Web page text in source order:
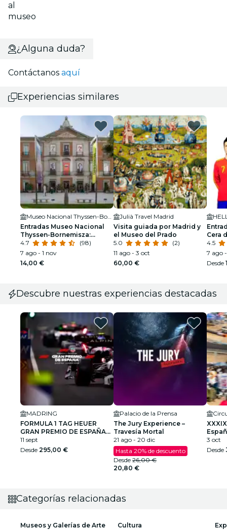
al
museo
¿Alguna duda?
Contáctanos aquí
Experiencias similares
Museo Nacional Thyssen-Bornemisza
Entradas Museo Nacional
Thyssen-Bornemisza:
Colección permanente
4.7
(98)
7 ago - 1 nov
14,00 €
Julià Travel Madrid
Visita guiada por Madrid y
el Museo del Prado
5.0
(2)
11 ago - 3 oct
60,00 €
Cera
4.5
7 ago -
Desde
Descubre nuestras experiencias destacadas
MADRING
FORMULA 1 TAG HEUER
GRAN PREMIO DE ESPAÑA
2026
11 sept
Desde 295,00 €
Palacio de la Prensa
The Jury Experience –
Travesía Mortal
21 ago - 20 dic
Hasta 20% de descuento
Desde 26,00 €
20,80 €
3 oct
Desde
Categorías relacionadas
Museos y Galerías de Arte Cultura